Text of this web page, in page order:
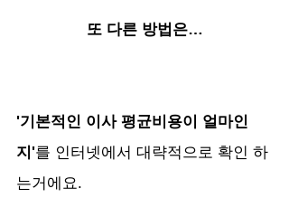
또 다른 방법은…
'기본적인 이사 평균비용이 얼마인
지'를 인터넷에서 대략적으로 확인 하
는거에요.